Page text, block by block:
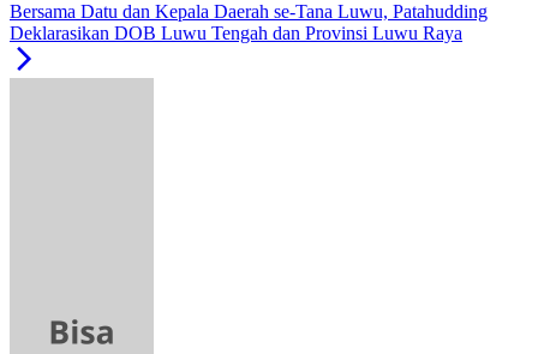
Bersama Datu dan Kepala Daerah se-Tana Luwu, Patahudding
Deklarasikan DOB Luwu Tengah dan Provinsi Luwu Raya